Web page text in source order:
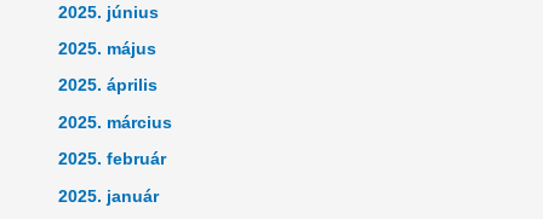
2025. június
2025. május
2025. április
2025. március
2025. február
2025. január